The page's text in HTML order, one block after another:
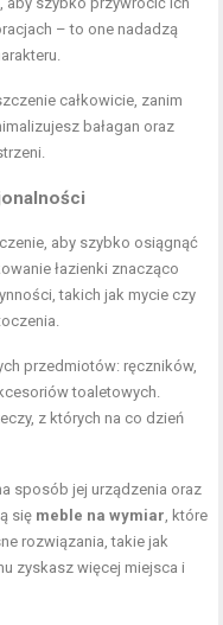
– to one nadadzą
całkowicie, zanim
bałagan oraz
aby szybko osiągnąć
łazienki znacząco
takich jak mycie czy
przedmiotów: ręczników,
toaletowych.
z których na co dzień
sposób jej urządzenia oraz
się meble na wymiar, które
rozwiązania, takie jak
zyskasz więcej miejsca i